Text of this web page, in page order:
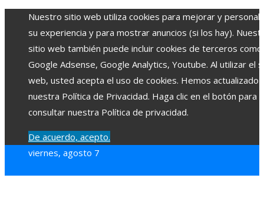
Nuestro sitio web utiliza cookies para mejorar y
su experiencia y para mostrar anuncios (si los hay).
sitio web también puede incluir cookies de terceros como
Google Adsense, Google Analytics, Youtube. Al utilizar el
web, usted acepta el uso de cookies. Hemos actualizado
nuestra Política de Privacidad. Haga clic en el botón para
consultar nuestra Política de privacidad.
De acuerdo, acepto.
viernes, agosto 7